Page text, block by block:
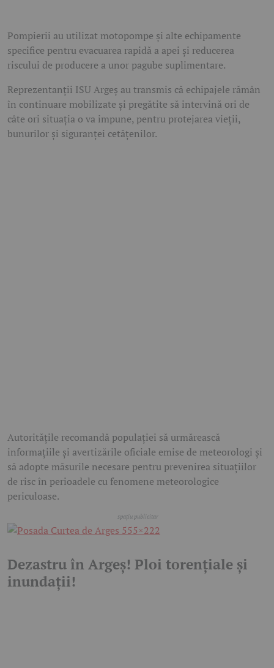
Pompierii au utilizat motopompe și alte echipamente
specifice pentru evacuarea rapidă a apei și reducerea
riscului de producere a unor pagube suplimentare.
Reprezentanții ISU Argeș au transmis că echipajele rămân
în continuare mobilizate și pregătite să intervină ori de
câte ori situația o va impune, pentru protejarea vieții,
bunurilor și siguranței cetățenilor.
Autoritățile recomandă populației să urmărească
informațiile și avertizările oficiale emise de meteorologi și
să adopte măsurile necesare pentru prevenirea situațiilor
de risc în perioadele cu fenomene meteorologice
periculoase.
Dezastru în Argeș! Ploi torențiale și
inundații!